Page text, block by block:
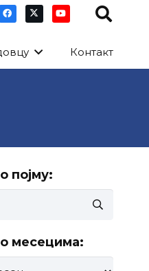
Контакт
појму:
месецима: